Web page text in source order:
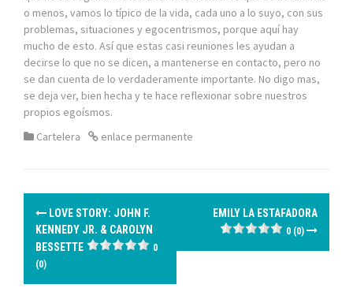
o menos, vamos lo típico de la vida, cada uno a lo suyo, con sus
problemas, situaciones y egocentrismos, porque aquí hay
mucho de esto. Así que estas casi reuniones les ayudan a
decirse lo que no se dicen, a mantenerse en contacto, pero no
se dan cuenta de lo verdaderamente importante. No digo mas,
se deja ver, bien hecha y te hace reflexionar sobre nuestros
propios egoísmos.
Cartelera
enlace permanente
N
LOVE STORY: JOHN F.
KENNEDY JR. & CAROLYN
BESSETTE
0
(0)
EMILY LA ESTAFADORA
0 (0)